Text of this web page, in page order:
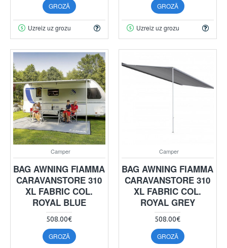
GROZĀ
Uzreiz uz grozu
GROZĀ
Uzreiz uz grozu
Camper
BAG AWNING FIAMMA
CARAVANSTORE 310
XL FABRIC COL.
ROYAL BLUE
508.00€
GROZĀ
Camper
BAG AWNING FIAMMA
CARAVANSTORE 310
XL FABRIC COL.
ROYAL GREY
508.00€
GROZĀ